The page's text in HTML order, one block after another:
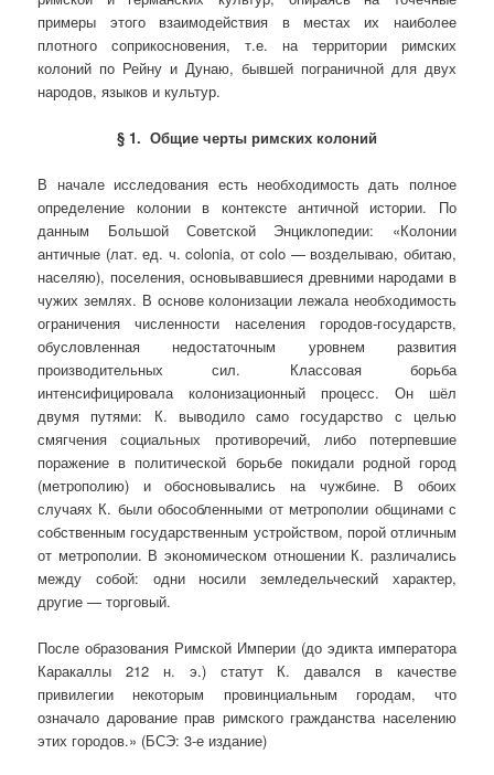
примеры этого взаимодействия в местах их наиболее
плотного соприкосновения, т.е. на территории римских
колоний по Рейну и Дунаю, бывшей пограничной для двух
народов, языков и культур.
§ 1. Общие черты римских колоний
В начале исследования есть необходимость дать полное
определение колонии в контексте античной истории. По
данным Большой Советской Энциклопедии: «Колонии
античные (лат. ед. ч. colonia, от colo — возделываю, обитаю,
населяю), поселения, основывавшиеся древними народами в
чужих землях. В основе колонизации лежала необходимость
ограничения численности населения городов-государств,
обусловленная недостаточным уровнем развития
производительных сил. Классовая борьба
интенсифицировала колонизационный процесс. Он шёл
двумя путями: К. выводило само государство с целью
смягчения социальных противоречий, либо потерпевшие
поражение в политической борьбе покидали родной город
(метрополию) и обосновывались на чужбине. В обоих
случаях К. были обособленными от метрополии общинами с
собственным государственным устройством, порой отличным
от метрополии. В экономическом отношении К. различались
между собой: одни носили земледельческий характер,
другие — торговый.
После образования Римской Империи (до эдикта императора
Каракаллы 212 н. э.) статут К. давался в качестве
привилегии некоторым провинциальным городам, что
означало дарование прав римского гражданства населению
этих городов.» (БСЭ: 3-е издание)